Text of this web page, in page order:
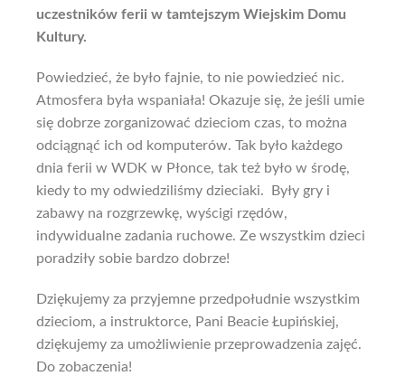
uczestników ferii w tamtejszym Wiejskim Domu
Kultury.
Powiedzieć, że było fajnie, to nie powiedzieć nic.
Atmosfera była wspaniała! Okazuje się, że jeśli umie
się dobrze zorganizować dzieciom czas, to można
odciągnąć ich od komputerów. Tak było każdego
dnia ferii w WDK w Płonce, tak też było w środę,
kiedy to my odwiedziliśmy dzieciaki. Były gry i
zabawy na rozgrzewkę, wyścigi rzędów,
indywidualne zadania ruchowe. Ze wszystkim dzieci
poradziły sobie bardzo dobrze!
Dziękujemy za przyjemne przedpołudnie wszystkim
dzieciom, a instruktorce, Pani Beacie Łupińskiej,
dziękujemy za umożliwienie przeprowadzenia zajęć.
Do zobaczenia!